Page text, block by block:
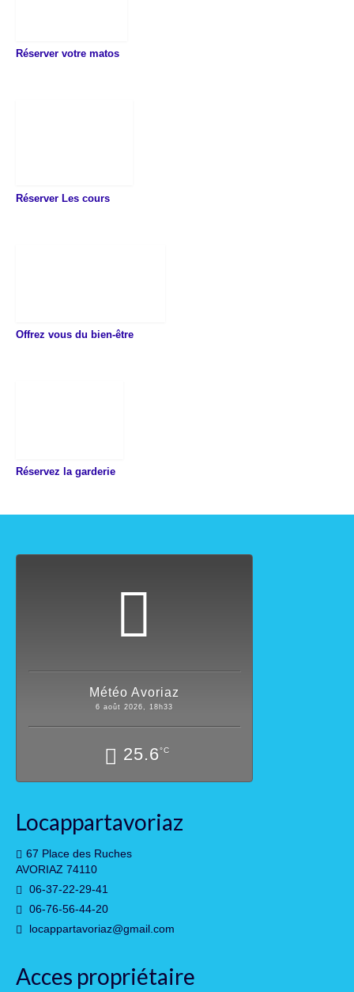
Réserver votre matos
Réserver Les cours
Offrez vous du bien-être
Réservez la garderie
Météo Avoriaz
6 août 2026, 18h33
25.6°C
Locappartavoriaz
67 Place des Ruches
AVORIAZ 74110
06-37-22-29-41
06-76-56-44-20
locappartavoriaz@gmail.com
Acces propriétaire